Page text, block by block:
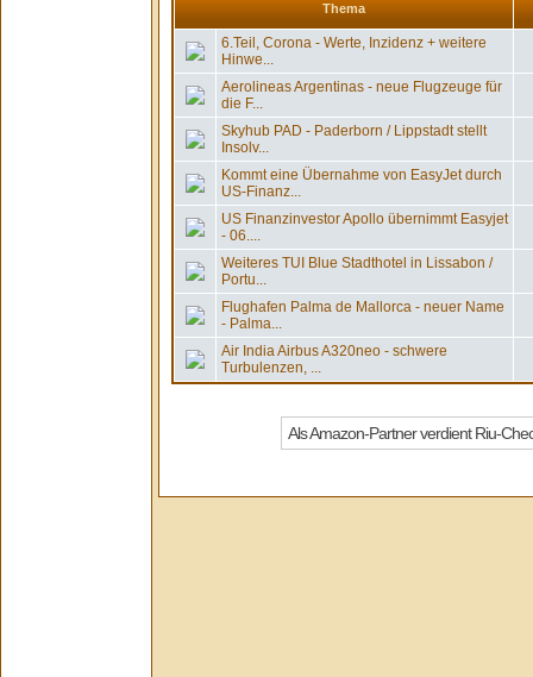
Thema
6.Teil, Corona - Werte, Inzidenz + weitere
Hinwe...
Aerolineas Argentinas - neue Flugzeuge für
die F...
Skyhub PAD - Paderborn / Lippstadt stellt
Insolv...
Kommt eine Übernahme von EasyJet durch
US-Finanz...
US Finanzinvestor Apollo übernimmt Easyjet
- 06....
Weiteres TUI Blue Stadthotel in Lissabon /
Portu...
Flughafen Palma de Mallorca - neuer Name
- Palma...
Air India Airbus A320neo - schwere
Turbulenzen, ...